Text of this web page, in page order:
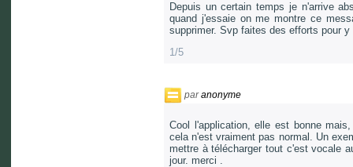
Depuis un certain temps je n'arrive
quand j'essaie on me montre ce
supprimer. Svp faites des efforts pour
1/5
paranonyme
Cool l'application, elle est bonne
cela n'est vraiment pas normal. Un
mettre à télécharger tout c'est vocale
jour. merci .